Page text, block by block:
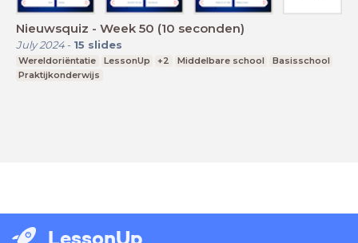
Nieuwsquiz - Week 50 (10 seconden)
July 2024- 15 slides
Wereldoriëntatie LessonUp +2 Middelbare school
Basisschool
Praktijkonderwijs